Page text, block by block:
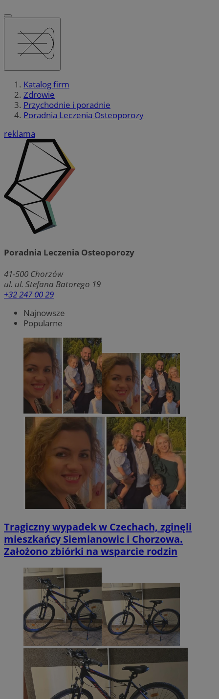
Katalog firm
Zdrowie
Przychodnie i poradnie
Poradnia Leczenia Osteoporozy
reklama
Poradnia Leczenia Osteoporozy
41-500 Chorzów
ul. ul. Stefana Batorego 19
+32 247 00 29
Najnowsze
Popularne
Tragiczny wypadek w Czechach, zginęli
mieszkańcy Siemianowic i Chorzowa.
Założono zbiórki na wsparcie rodzin